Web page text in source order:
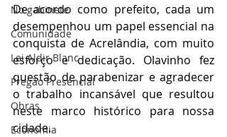
No gabinete
Comunidade
Lei Aldir Blanc
Pregão Presencial
Obras
Economia
De acordo como prefeito, cada um
desempenhou um papel essencial na
conquista de Acrelândia, com muito
esforço e dedicação. Olavinho fez
questão de parabenizar e agradecer
o trabalho incansável que resultou
neste marco histórico para nossa
cidade.